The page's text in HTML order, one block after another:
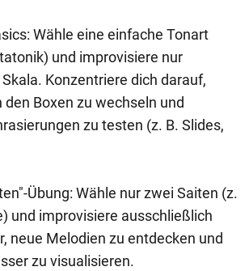
Wähle eine einfache Tonart
und improvisiere nur
Konzentriere dich darauf,
Boxen zu wechseln und
zu testen (z. B. Slides,
Übung: Wähle nur zwei Saiten (z.
und improvisiere ausschließlich
neue Melodien zu entdecken und
zu visualisieren.